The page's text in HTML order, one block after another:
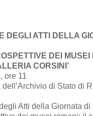
DEGLI ATTI DELLA
DEI
CORSINI’
ore 11
di Stato di
Atti della Giornata di